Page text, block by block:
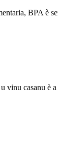
BPA è
casanu è